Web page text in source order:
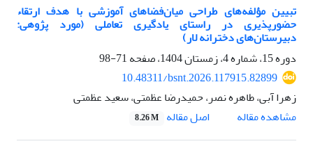
تبیین مؤلفه‌های طراحی میان‌فضاهای آموزشی با هدف ارتقاء
حضورپذیری در راستای یادگیری تعاملی (مورد پژوهی:
دبیرستان‌های دخترانه لار)
دوره 15، شماره 4، زمستان 1404، صفحه
71-98
10.48311/bsnt.2026.117915.82899
زهرا آبی، طاهره نصر، حمیدرضا عظمتی، سعید عظمتی
مشاهده مقاله
اصل مقاله 8.26 M